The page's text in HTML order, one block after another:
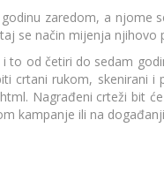
zaredom, a njome
se način mijenja njihovo
to od četiri do sedam
crtani rukom, skenirani
Nagrađeni crteži bit
kampanje ili na